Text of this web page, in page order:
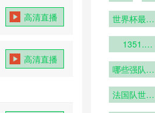
高清直播
高清直播
世界杯最后
将上演：波
利；科索沃
1351.
2026年世
界杯加时赛
第120分钟
换人规则的
战术意义
哪些强队可
局？》
法国队世界